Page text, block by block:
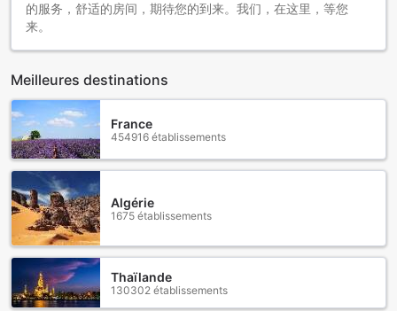
的服务，舒适的房间，期待您的到来。我们，在这里，等您
来。
Meilleures destinations
France
454916 établissements
Algérie
1675 établissements
Thaïlande
130302 établissements